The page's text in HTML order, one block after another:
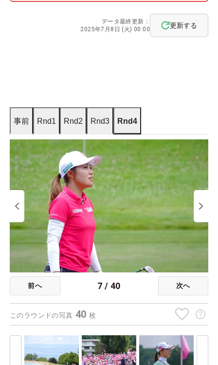
データ最終更新：
2025年7月8日 (火) 00:00
更新する
事前 Rnd1 Rnd2 Rnd3 Rnd4
前へ 7 / 40 次へ
このラウンドの写真 40枚